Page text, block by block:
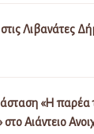
Λιβανάτες
«Η παρέα
Αιάντειο